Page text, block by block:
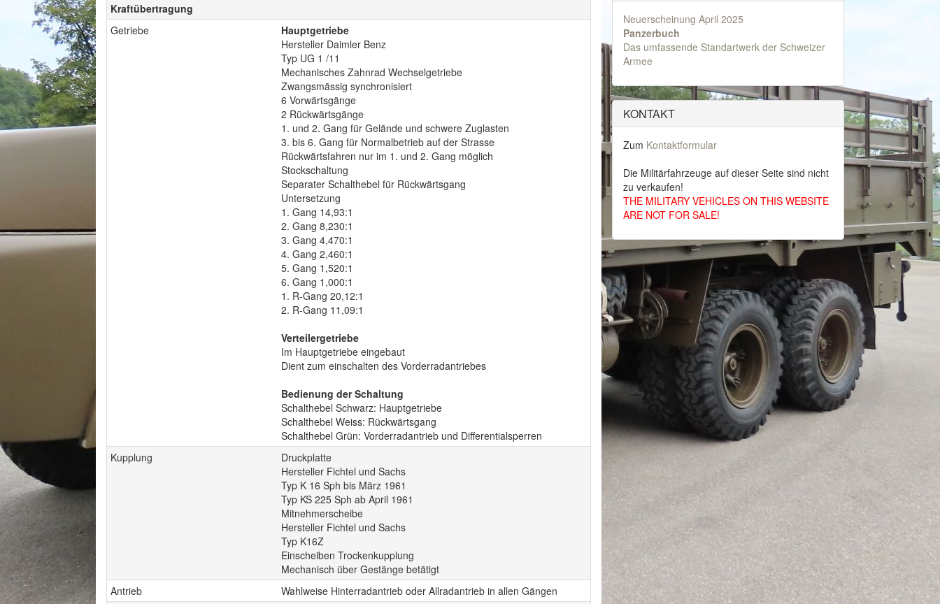
Kraftübertragung
Getriebe
Hauptgetriebe
Hersteller Daimler Benz
Typ UG 1 /11
Mechanisches Zahnrad Wechselgetriebe
Zwangsmässig synchronisiert
6 Vorwärtsgänge
2 Rückwärtsgänge
1. und 2. Gang für Gelände und schwere Zuglasten
3. bis 6. Gang für Normalbetrieb auf der Strasse
Rückwärtsfahren nur im 1. und 2. Gang möglich
Stockschaltung
Separater Schalthebel für Rückwärtsgang
Untersetzung
1. Gang 14,93:1
2. Gang 8,230:1
3. Gang 4,470:1
4. Gang 2,460:1
5. Gang 1,520:1
6. Gang 1,000:1
1. R-Gang 20,12:1
2. R-Gang 11,09:1
Verteilergetriebe
Im Hauptgetriebe eingebaut
Dient zum einschalten des Vorderradantriebes
Bedienung der Schaltung
Schalthebel Schwarz: Hauptgetriebe
Schalthebel Weiss: Rückwärtsgang
Schalthebel Grün: Vorderradantrieb und Differentialsperren
Kupplung
Druckplatte
Hersteller Fichtel und Sachs
Typ K 16 Sph bis März 1961
Typ KS 225 Sph ab April 1961
Mitnehmerscheibe
Hersteller Fichtel und Sachs
Typ K16Z
Einscheiben Trockenkupplung
Mechanisch über Gestänge betätigt
Antrieb
Wahlweise Hinterradantrieb oder Allradantrieb in allen Gängen
Neuerscheinung April 2025
Panzerbuch
Das umfassende Standartwerk der Schweizer
Armee
KONTAKT
Zum Kontaktformular
Die Militärfahrzeuge auf dieser Seite sind nicht
zu verkaufen!
THE MILITARY VEHICLES ON THIS WEBSITE
ARE NOT FOR SALE!